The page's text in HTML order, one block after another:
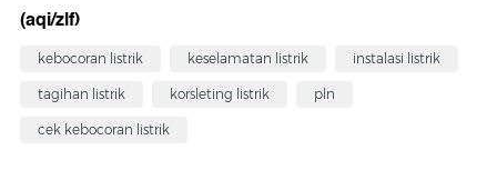
(aqi/zlf)
kebocoran listrik keselamatan listrik instalasi listrik
tagihan listrik korsleting listrik pln
cek kebocoran listrik